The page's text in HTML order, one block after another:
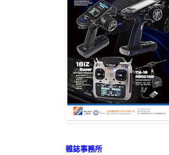
雜誌事務所